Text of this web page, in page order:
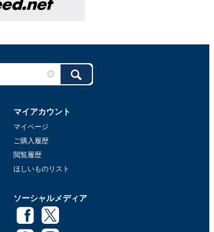
マイアカウント
マイページ
ご購入履歴
閲覧履歴
ほしいものリスト
ソーシャルメディア